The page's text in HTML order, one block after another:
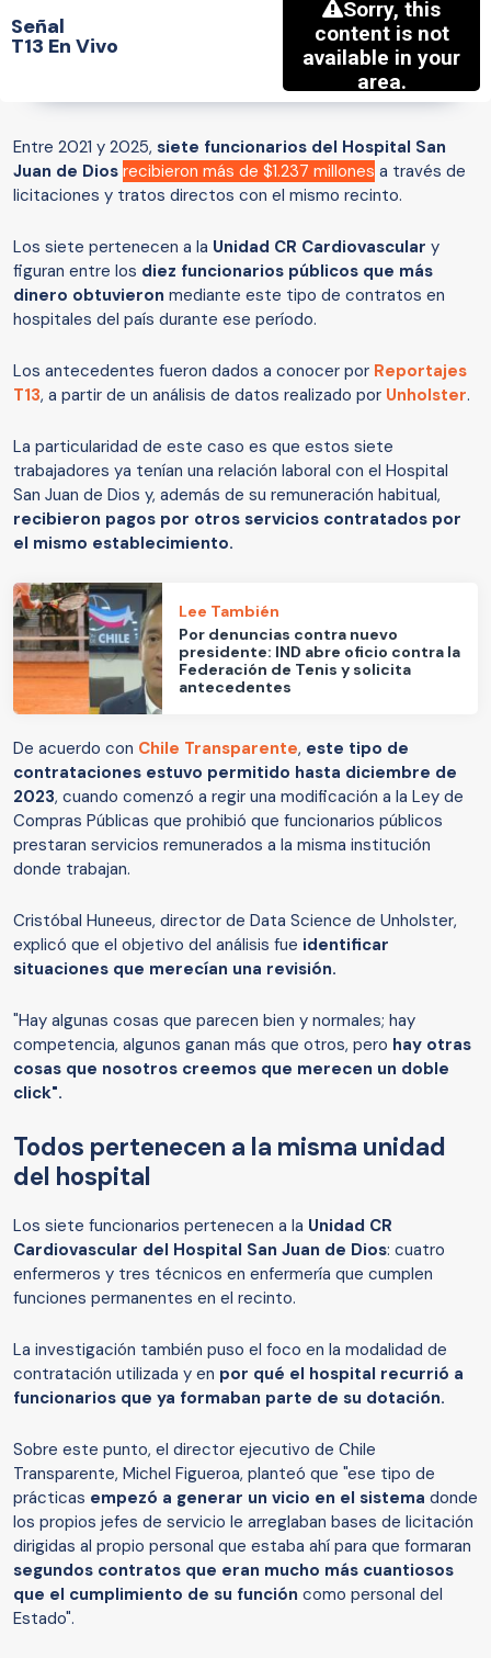
Señal
T13 En Vivo
Entre 2021 y 2025, siete funcionarios del Hospital San
Juan de Dios recibieron más de $1.237 millones a través de
licitaciones y tratos directos con el mismo recinto.
Los siete pertenecen a la Unidad CR Cardiovascular y
figuran entre los diez funcionarios públicos que más
dinero obtuvieron mediante este tipo de contratos en
hospitales del país durante ese período.
Los antecedentes fueron dados a conocer por Reportajes
T13, a partir de un análisis de datos realizado por Unholster.
La particularidad de este caso es que estos siete
trabajadores ya tenían una relación laboral con el Hospital
San Juan de Dios y, además de su remuneración habitual,
recibieron pagos por otros servicios contratados por
el mismo establecimiento.
Lee También
Por denuncias contra nuevo
presidente: IND abre oficio contra la
Federación de Tenis y solicita
antecedentes
De acuerdo con Chile Transparente, este tipo de
contrataciones estuvo permitido hasta diciembre de
2023, cuando comenzó a regir una modificación a la Ley de
Compras Públicas que prohibió que funcionarios públicos
prestaran servicios remunerados a la misma institución
donde trabajan.
Cristóbal Huneeus, director de Data Science de Unholster,
explicó que el objetivo del análisis fue identificar
situaciones que merecían una revisión.
"Hay algunas cosas que parecen bien y normales; hay
competencia, algunos ganan más que otros, pero hay otras
cosas que nosotros creemos que merecen un doble
click".
Todos pertenecen a la misma unidad
del hospital
Los siete funcionarios pertenecen a la Unidad CR
Cardiovascular del Hospital San Juan de Dios: cuatro
enfermeros y tres técnicos en enfermería que cumplen
funciones permanentes en el recinto.
La investigación también puso el foco en la modalidad de
contratación utilizada y en por qué el hospital recurrió a
funcionarios que ya formaban parte de su dotación.
Sobre este punto, el director ejecutivo de Chile
Transparente, Michel Figueroa, planteó que "ese tipo de
prácticas empezó a generar un vicio en el sistema donde
los propios jefes de servicio le arreglaban bases de licitación
dirigidas al propio personal que estaba ahí para que formaran
segundos contratos que eran mucho más cuantiosos
que el cumplimiento de su función como personal del
Estado".